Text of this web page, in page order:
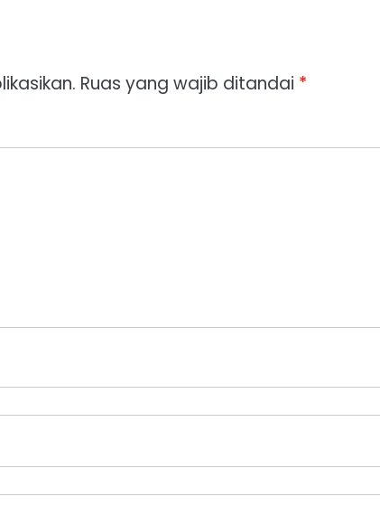
Ruas yang wajib ditandai *